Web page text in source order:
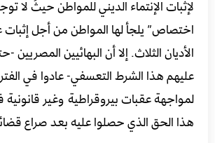
لإثبات الإنتماء الديني للمواطن حيثُ لا
اختصاص” يلجأ لها المواطن من أجل إثبات
الأديان الثلاث. إلا أن البهائيين
عليهم هذا الشرط التعسفي- عادوا في
لمواجهة عقبات بيروقراطية وغير
هذا الحق الذي حصلوا عليه بعد صراع